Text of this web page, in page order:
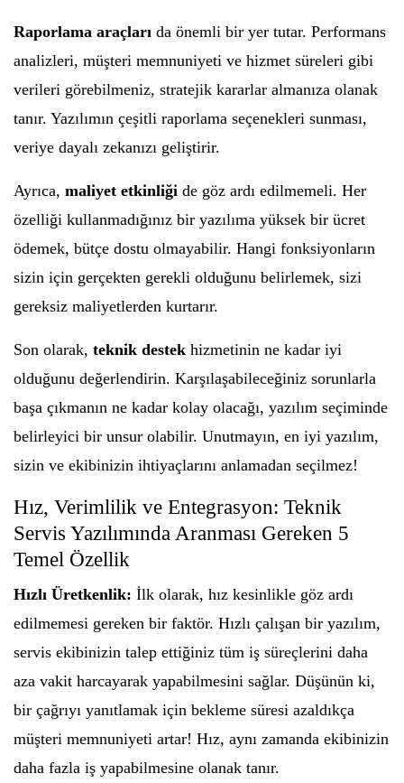
Raporlama araçları da önemli bir yer tutar. Performans
analizleri, müşteri memnuniyeti ve hizmet süreleri gibi
verileri görebilmeniz, stratejik kararlar almanıza olanak
tanır. Yazılımın çeşitli raporlama seçenekleri sunması,
veriye dayalı zekanızı geliştirir.
Ayrıca, maliyet etkinliği de göz ardı edilmemeli. Her
özelliği kullanmadığınız bir yazılıma yüksek bir ücret
ödemek, bütçe dostu olmayabilir. Hangi fonksiyonların
sizin için gerçekten gerekli olduğunu belirlemek, sizi
gereksiz maliyetlerden kurtarır.
Son olarak, teknik destek hizmetinin ne kadar iyi
olduğunu değerlendirin. Karşılaşabileceğiniz sorunlarla
başa çıkmanın ne kadar kolay olacağı, yazılım seçiminde
belirleyici bir unsur olabilir. Unutmayın, en iyi yazılım,
sizin ve ekibinizin ihtiyaçlarını anlamadan seçilmez!
Hız, Verimlilik ve Entegrasyon: Teknik
Servis Yazılımında Aranması Gereken 5
Temel Özellik
Hızlı Üretkenlik: İlk olarak, hız kesinlikle göz ardı
edilmemesi gereken bir faktör. Hızlı çalışan bir yazılım,
servis ekibinizin talep ettiğiniz tüm iş süreçlerini daha
aza vakit harcayarak yapabilmesini sağlar. Düşünün ki,
bir çağrıyı yanıtlamak için bekleme süresi azaldıkça
müşteri memnuniyeti artar! Hız, aynı zamanda ekibinizin
daha fazla iş yapabilmesine olanak tanır.